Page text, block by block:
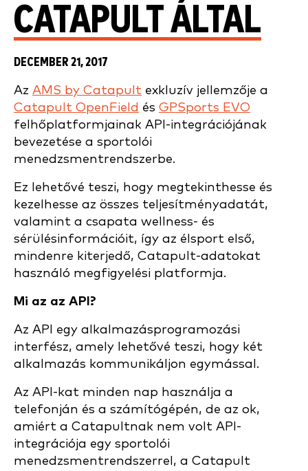
CATAPULT ÁLTAL
DECEMBER 21, 2017
Az AMS by Catapult exkluzív jellemzője a
Catapult OpenField és GPSports EVO
felhőplatformjainak API-integrációjának
bevezetése a sportolói
menedzsmentrendszerbe.
Ez lehetővé teszi, hogy megtekinthesse és
kezelhesse az összes teljesítményadatát,
valamint a csapata wellness- és
sérülésinformációit, így az élsport első,
mindenre kiterjedő, Catapult-adatokat
használó megfigyelési platformja.
Mi az az API?
Az API egy alkalmazásprogramozási
interfész, amely lehetővé teszi, hogy két
alkalmazás kommunikáljon egymással.
Az API-kat minden nap használja a
telefonján és a számítógépén, de az ok,
amiért a Catapultnak nem volt API-
integrációja egy sportolói
menedzsmentrendszerrel, a Catapult